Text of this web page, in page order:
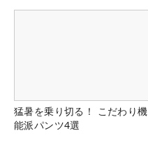
猛暑を乗り切る！ こだわり機
能派パンツ4選